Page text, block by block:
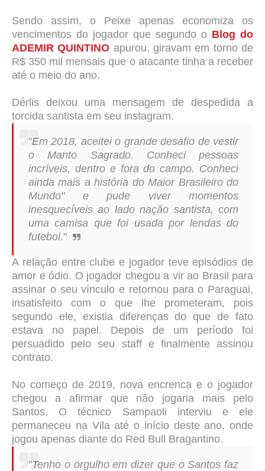
Sendo assim, o Peixe apenas economiza os
vencimentos do jogador que segundo o Blog do
ADEMIR QUINTINO apurou, giravam em torno de
R$ 350 mil mensais que o atacante tinha a receber
até o meio do ano.
Dérlis deixou uma mensagem de despedida a
torcida santista em seu instagram.
"Em 2018, aceitei o grande desafio de vestir
o Manto Sagrado. Conheci pessoas
incríveis, dentro e fora do campo. Conheci
ainda mais a história do Maior Brasileiro do
Mundo" e pude viver momentos
inesquecíveis ao lado nação santista, com
uma camisa que foi usada por lendas do
futebol."⁣⁣
A relação entre clube e jogador teve episódios de
amor e ódio. O jogador chegou a vir ao Brasil para
assinar o seu vínculo e retornou para o Paraguai,
insatisfeito com o que lhe prometeram, pois
segundo ele, existia diferenças do que de fato
estava no papel. Depois de um período foi
persuadido pelo seu staff e finalmente assinou
contrato.
No começo de 2019, nova encrenca e o jogador
chegou a afirmar que não jogaria mais pelo
Santos. O técnico Sampaoli interviu e ele
permaneceu na Vila até o início deste ano, onde
jogou apenas diante do Red Bull Bragantino.⁣⁣
"Tenho o orgulho em dizer que o Santos faz